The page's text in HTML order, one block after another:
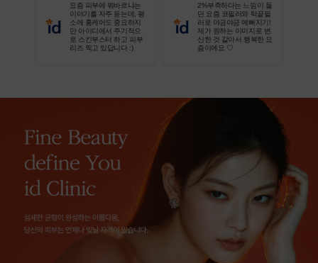
요즘 피부에 뭐바르냐는
이야기를 자주 듣는데, 평
소에 홈케어도 중요하지
만 아이디에서 주기적으
로 스킨부스터 하고 피부
리즈 찍고 있답니다 :)
2%부족하다는 느낌이 들
던 요즘 코필러와 턱끝필
러로 야금야금 예뻐지기!
제가 원하는 이미지로 변
신한 것 같아서 행복한 요
즘이에요 ♡